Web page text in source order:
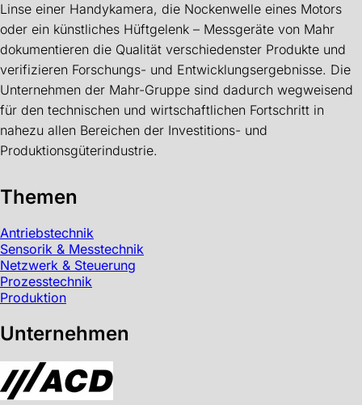
Linse einer Handykamera, die Nockenwelle eines Motors
oder ein künstliches Hüftgelenk – Messgeräte von Mahr
dokumentieren die Qualität verschiedenster Produkte und
verifizieren Forschungs- und Entwicklungsergebnisse. Die
Unternehmen der Mahr-Gruppe sind dadurch wegweisend
für den technischen und wirtschaftlichen Fortschritt in
nahezu allen Bereichen der Investitions- und
Produktionsgüterindustrie.
Themen
Antriebstechnik
Sensorik & Messtechnik
Netzwerk & Steuerung
Prozesstechnik
Produktion
Unternehmen